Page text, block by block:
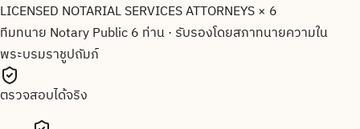
LICENSED NOTARIAL SERVICES ATTORNEYS × 6
ทีมทนาย Notary Public 6 ท่าน· รับรองโดยสภาทนายความใน
พระบรมราชูปถัมภ์
ตรวจสอบได้จริง